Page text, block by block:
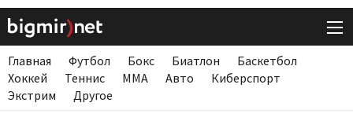
Главная Футбол Бокс Биатлон
Баскетбол
Хоккей
Теннис ММА Авто
Киберспорт
Экстрим
Другое